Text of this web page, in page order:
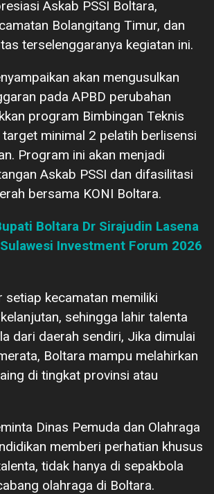
Askab PSSI Boltara,
Bolangitang Timur, dan
terselenggaranya kegiatan ini.
akan mengusulkan
pada APBD perubahan
program Bimbingan Teknis
target minimal 2 pelatih berlisensi
Program ini akan menjadi
Askab PSSI dan difasilitasi
bersama KONI Boltara.
Boltara Dr Sirajudin Lasena
Investment Forum 2026
setiap kecamatan memiliki
sehingga lahir talenta
dari daerah sendiri, Jika dimulai
Boltara mampu melahirkan
di tingkat provinsi atau
Dinas Pemuda dan Olahraga
memberi perhatian khusus
tidak hanya di sepakbola
olahraga di Boltara.